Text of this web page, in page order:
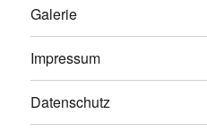
Galerie
Impressum
Datenschutz